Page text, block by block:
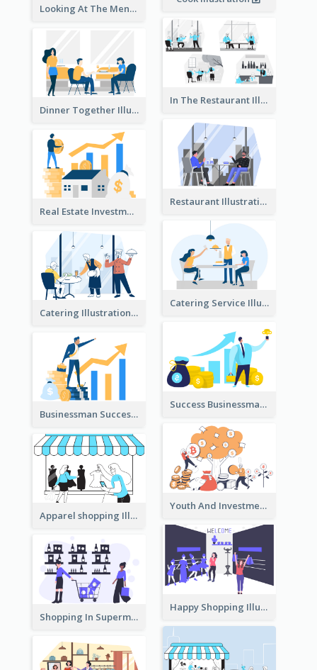
Looking At The Menu Illustration
In The Restaurant Illustration
Dinner Together Illustration
Restaurant Illustration
Real Estate Investment Illustration
Catering Service Illustration
Catering Illustration
Success Businessman Illustration
Businessman Success Illustration
Youth And Investment Illustration
Apparel shopping Illustration
Happy Shopping Illustration
Shopping In Supermarket Illustration